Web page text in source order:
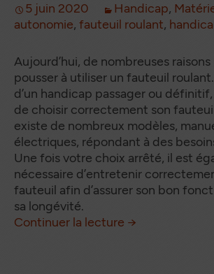
5 juin 2020 Handicap,
autonomie, fauteuil roulant,
Aujourd’hui, de nombreuses
pousser à utiliser un fauteuil roulant.
d’un handicap passager ou
de choisir correctement son
existe de nombreux modèles,
électriques, répondant à des
Une fois votre choix arrêté, il est
nécessaire d’entretenir
fauteuil afin d’assurer son bon
sa longévité.
Continuer la lecture de
→